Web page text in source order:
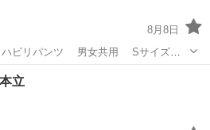
8月8日
ハビリパンツ 男女共用 Sサイズ
吸収回数5回 今年購入しまし
す。 取りに来て下さる方、ご連絡下
その他
立